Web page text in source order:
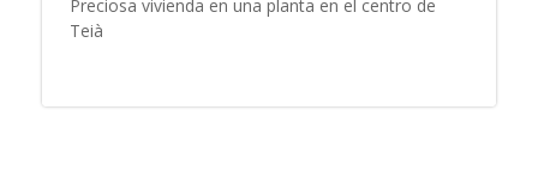
Preciosa vivienda en una planta en el centro de
Teià